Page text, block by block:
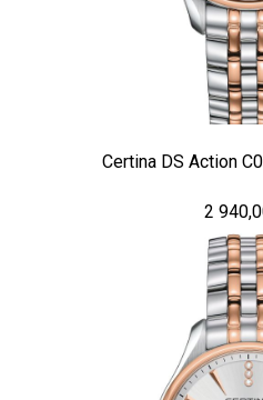
Certina DS Action
2